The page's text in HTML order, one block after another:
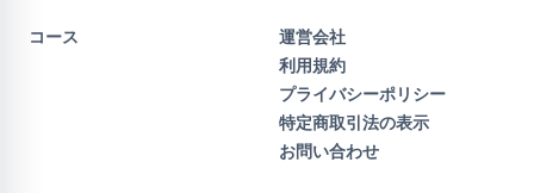
コース
運営会社
利用規約
プライバシーポリシー
特定商取引法の表示
お問い合わせ